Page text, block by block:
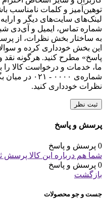
توهین‌آمیز و کلمات نامناسب
لینک‌های سایت‌های دیگر و
شماره تماس، ایمیل و آی‌دی
به ساختار بخش نظرات، از
این بخش خودداری کرده و
پاسخ» مطرح کنید. هرگونه
شماره‌ی ۰۰۰۰
نظرات خودداری کنید.
ثبت نظر
پرسش و پاسخ
0 پرسش و پاسخ
شما هم درباره این کالا پرسش
0 پرسش و پاسخ
بازگشت
جست و جو محصولات